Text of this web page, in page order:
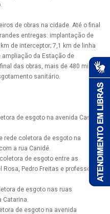
de obras na cidade. Até o final
entregas: implantação de
de interceptor; 7,1 km de linha
da Estação de
das obras, mais de 480 mil
sanitário.
de esgoto na avenida Castelo
rede coletora de esgoto na
a rua Canidé.
de esgoto entre as
Pedro Freitas e professor
de esgoto nas ruas
de esgoto na avenida